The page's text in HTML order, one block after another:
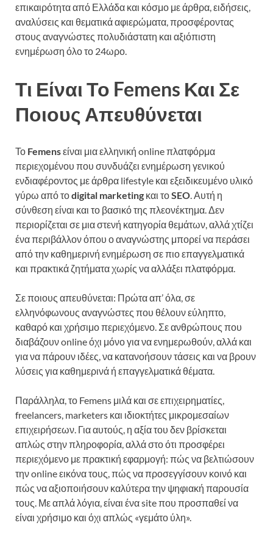
επικαιρότητα από Ελλάδα και κόσμο με άρθρα, ειδήσεις,
αναλύσεις και θεματικά αφιερώματα, προσφέροντας
στους αναγνώστες πολυδιάστατη και αξιόπιστη
ενημέρωση όλο το 24ωρο.
Τι Είναι Το Femens Και Σε
Ποιους Απευθύνεται
Το Femensείναι μια ελληνική online πλατφόρμα
περιεχομένου που συνδυάζει ενημέρωση γενικού
ενδιαφέροντος με άρθρα lifestyle και εξειδικευμένο υλικό
γύρω από τοdigital marketing και τοSEO . Αυτή η
σύνθεση είναι και το βασικό της πλεονέκτημα. Δεν
περιορίζεται σε μια στενή κατηγορία θεμάτων, αλλά χτίζει
ένα περιβάλλον όπου ο αναγνώστης μπορεί να περάσει
από την καθημερινή ενημέρωση σε πιο επαγγελματικά
και πρακτικά ζητήματα χωρίς να αλλάξει πλατφόρμα.
Σε ποιους απευθύνεται: Πρώτα απ’ όλα, σε
ελληνόφωνους αναγνώστες που θέλουν εύληπτο,
καθαρό και χρήσιμο περιεχόμενο. Σε ανθρώπους που
διαβάζουν online όχι μόνο για να ενημερωθούν, αλλά και
για να πάρουν ιδέες, να κατανοήσουν τάσεις και να βρουν
λύσεις για καθημερινά ή επαγγελματικά θέματα.
Παράλληλα, το Femens μιλά και σε επιχειρηματίες,
freelancers, marketers και ιδιοκτήτες μικρομεσαίων
επιχειρήσεων. Για αυτούς, η αξία του δεν βρίσκεται
απλώς στην πληροφορία, αλλά στο ότι προσφέρει
περιεχόμενο με πρακτική εφαρμογή: πώς να βελτιώσουν
την online εικόνα τους, πώς να προσεγγίσουν κοινό και
πώς να αξιοποιήσουν καλύτερα την ψηφιακή παρουσία
τους. Με απλά λόγια, είναι ένα site που προσπαθεί να
είναι χρήσιμο και όχι απλώς «γεμάτο ύλη».